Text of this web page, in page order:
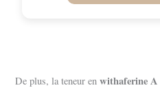
De plus, la teneur enwithaferine A